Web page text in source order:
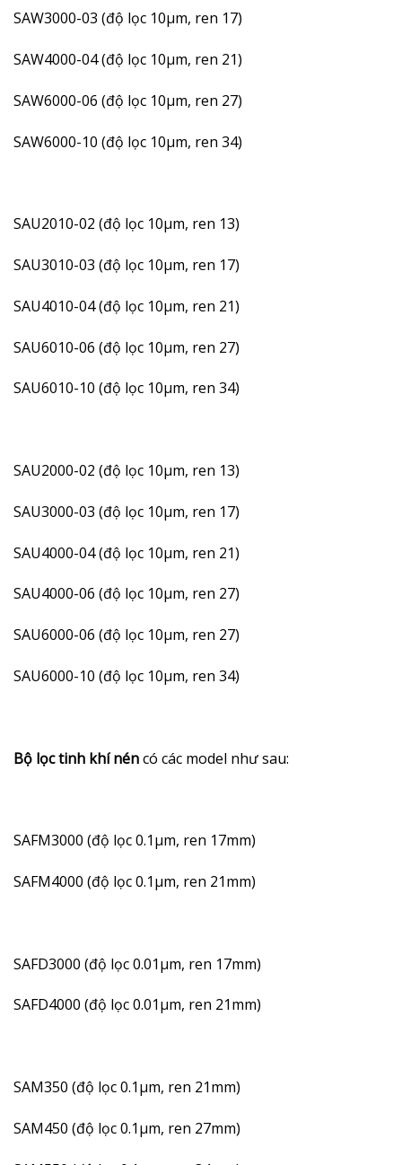
SAW3000-03 (độ lọc 10µm, ren 17)
SAW4000-04 (độ lọc 10µm, ren 21)
SAW6000-06 (độ lọc 10µm, ren 27)
SAW6000-10 (độ lọc 10µm, ren 34)
SAU2010-02 (độ lọc 10µm, ren 13)
SAU3010-03 (độ lọc 10µm, ren 17)
SAU4010-04 (độ lọc 10µm, ren 21)
SAU6010-06 (độ lọc 10µm, ren 27)
SAU6010-10 (độ lọc 10µm, ren 34)
SAU2000-02 (độ lọc 10µm, ren 13)
SAU3000-03 (độ lọc 10µm, ren 17)
SAU4000-04 (độ lọc 10µm, ren 21)
SAU4000-06 (độ lọc 10µm, ren 27)
SAU6000-06 (độ lọc 10µm, ren 27)
SAU6000-10 (độ lọc 10µm, ren 34)
Bộ lọc tinh khí néncó các model như sau:
SAFM3000 (độ lọc 0.1µm, ren 17mm)
SAFM4000 (độ lọc 0.1µm, ren 21mm)
SAFD3000 (độ lọc 0.01µm, ren 17mm)
SAFD4000 (độ lọc 0.01µm, ren 21mm)
SAM350 (độ lọc 0.1µm, ren 21mm)
SAM450 (độ lọc 0.1µm, ren 27mm)